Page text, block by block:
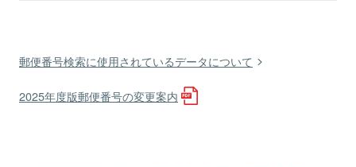
郵便番号検索に使用されているデータについて
2025年度版郵便番号の変更案内